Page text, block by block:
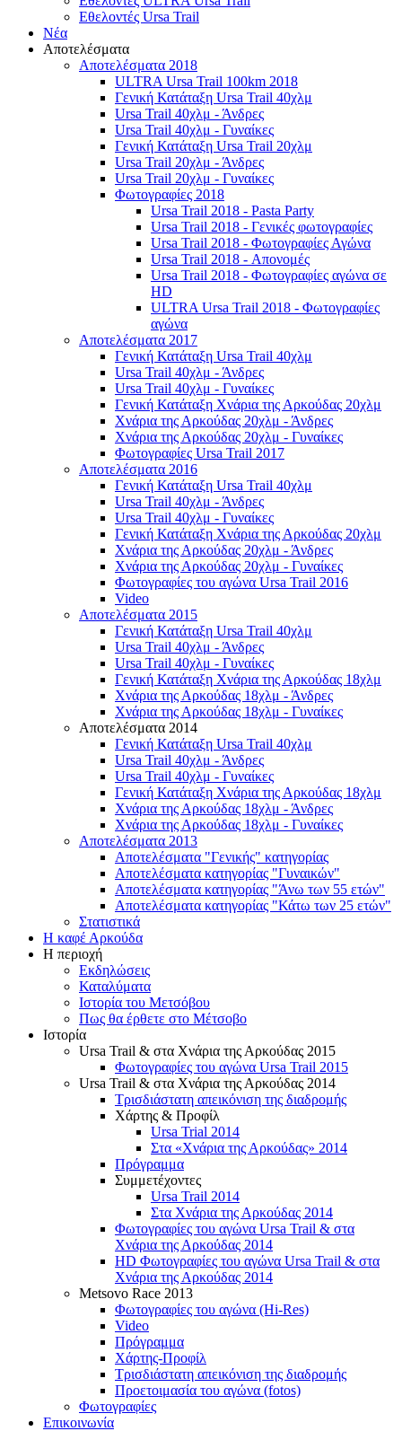
Εθελοντές Ursa Trail
Νέα
Αποτελέσματα
Αποτελέσματα 2018
ULTRA Ursa Trail 100km 2018
Γενική Κατάταξη Ursa Trail 40χλμ
Ursa Trail 40χλμ - Άνδρες
Ursa Trail 40χλμ - Γυναίκες
Γενική Κατάταξη Ursa Trail 20χλμ
Ursa Trail 20χλμ - Άνδρες
Ursa Trail 20χλμ - Γυναίκες
Φωτογραφίες 2018
Ursa Trail 2018 - Pasta Party
Ursa Trail 2018 - Γενικές φωτογραφίες
Ursa Trail 2018 - Φωτογραφίες Αγώνα
Ursa Trail 2018 - Απονομές
Ursa Trail 2018 - Φωτογραφίες αγώνα σε
HD
ULTRA Ursa Trail 2018 - Φωτογραφίες
αγώνα
Αποτελέσματα 2017
Γενική Κατάταξη Ursa Trail 40χλμ
Ursa Trail 40χλμ - Άνδρες
Ursa Trail 40χλμ - Γυναίκες
Γενική Κατάταξη Χνάρια της Αρκούδας 20χλμ
Χνάρια της Αρκούδας 20χλμ - Άνδρες
Χνάρια της Αρκούδας 20χλμ - Γυναίκες
Φωτογραφίες Ursa Trail 2017
Αποτελέσματα 2016
Γενική Κατάταξη Ursa Trail 40χλμ
Ursa Trail 40χλμ - Άνδρες
Ursa Trail 40χλμ - Γυναίκες
Γενική Κατάταξη Χνάρια της Αρκούδας 20χλμ
Χνάρια της Αρκούδας 20χλμ - Άνδρες
Χνάρια της Αρκούδας 20χλμ - Γυναίκες
Φωτογραφίες του αγώνα Ursa Trail 2016
Video
Αποτελέσματα 2015
Γενική Κατάταξη Ursa Trail 40χλμ
Ursa Trail 40χλμ - Άνδρες
Ursa Trail 40χλμ - Γυναίκες
Γενική Κατάταξη Χνάρια της Αρκούδας 18χλμ
Χνάρια της Αρκούδας 18χλμ - Άνδρες
Χνάρια της Αρκούδας 18χλμ - Γυναίκες
Αποτελέσματα 2014
Γενική Κατάταξη Ursa Trail 40χλμ
Ursa Trail 40χλμ - Άνδρες
Ursa Trail 40χλμ - Γυναίκες
Γενική Κατάταξη Χνάρια της Αρκούδας 18χλμ
Χνάρια της Αρκούδας 18χλμ - Άνδρες
Χνάρια της Αρκούδας 18χλμ - Γυναίκες
Αποτελέσματα 2013
Αποτελέσματα "Γενικής" κατηγορίας
Αποτελέσματα κατηγορίας "Γυναικών"
Αποτελέσματα κατηγορίας "Άνω των 55 ετών"
Αποτελέσματα κατηγορίας "Κάτω των 25 ετών"
Στατιστικά
Η καφέ Αρκούδα
Η περιοχή
Εκδηλώσεις
Καταλύματα
Ιστορία του Μετσόβου
Πως θα έρθετε στο Μέτσοβο
Ιστορία
Ursa Trail & στα Χνάρια της Αρκούδας 2015
Φωτογραφίες του αγώνα Ursa Trail 2015
Ursa Trail & στα Χνάρια της Αρκούδας 2014
Τρισδιάστατη απεικόνιση της διαδρομής
Χάρτης & Προφίλ
Ursa Trial 2014
Στα «Χνάρια της Αρκούδας» 2014
Πρόγραμμα
Συμμετέχοντες
Ursa Trail 2014
Στα Χνάρια της Αρκούδας 2014
Φωτογραφίες του αγώνα Ursa Trail & στα
Χνάρια της Αρκούδας 2014
HD Φωτογραφίες του αγώνα Ursa Trail & στα
Χνάρια της Αρκούδας 2014
Metsovo Race 2013
Φωτογραφίες του αγώνα (Hi-Res)
Video
Πρόγραμμα
Χάρτης-Προφίλ
Τρισδιάστατη απεικόνιση της διαδρομής
Προετοιμασία του αγώνα (fotos)
Φωτογραφίες
Επικοινωνία